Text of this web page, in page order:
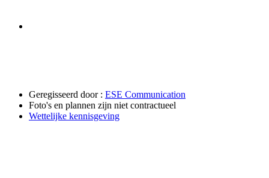
Geregisseerd door : ESE Communication
Foto's en plannen zijn niet contractueel
Wettelijke kennisgeving